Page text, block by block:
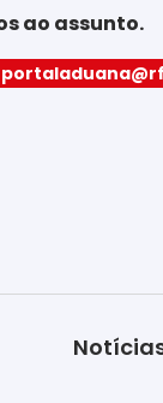
ao assunto.